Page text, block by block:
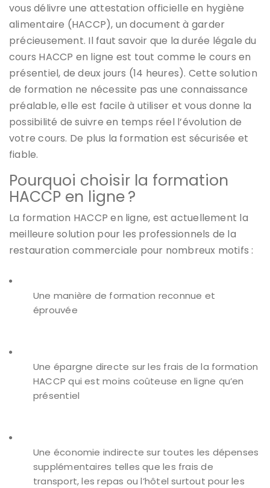
vous délivre une attestation officielle en hygiène
alimentaire (HACCP), un document à garder
précieusement. Il faut savoir que la durée légale du
cours HACCP en ligne est tout comme le cours en
présentiel, de deux jours (14 heures). Cette solution
de formation ne nécessite pas une connaissance
préalable, elle est facile à utiliser et vous donne la
possibilité de suivre en temps réel l’évolution de
votre cours. De plus la formation est sécurisée et
fiable.
Pourquoi choisir la formation
HACCP en ligne ?
La formation HACCP en ligne, est actuellement la
meilleure solution pour les professionnels de la
restauration commerciale pour nombreux motifs :
Une manière de formation reconnue et
éprouvée
Une épargne directe sur les frais de la formation
HACCP qui est moins coûteuse en ligne qu’en
présentiel
Une économie indirecte sur toutes les dépenses
supplémentaires telles que les frais de
transport, les repas ou l’hôtel surtout pour les